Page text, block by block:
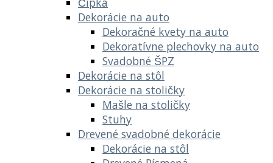
Dekorácie na auto
Dekoračné kvety na auto
Dekoratívne plechovky na auto
Svadobné ŠPZ
Dekorácie na stôl
Dekorácie na stoličky
Mašle na stoličky
Stuhy
Drevené svadobné dekorácie
Dekorácie na stôl